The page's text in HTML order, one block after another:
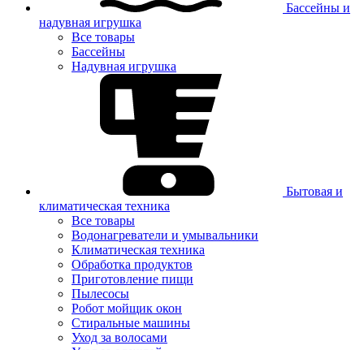
Бассейны и
надувная игрушка
Все товары
Бассейны
Надувная игрушка
Бытовая и
климатическая техника
Все товары
Водонагреватели и умывальники
Климатическая техника
Обработка продуктов
Приготовление пищи
Пылесосы
Робот мойщик окон
Стиральные машины
Уход за волосами